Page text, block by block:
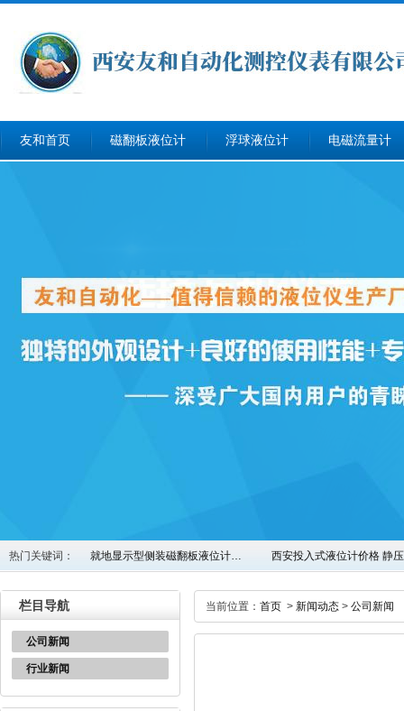
友和首页 磁翻板液位计 浮球液位计 电磁流量计
热门关键词： 就地显示型侧装磁翻板液位计… 西安投入式液位计价格 静
栏目导航
公司新闻
行业新闻
当前位置： 首页 > 新闻动态 > 公司新闻